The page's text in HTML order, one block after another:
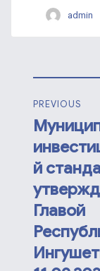
admin
PREVIOUS
й
Главой